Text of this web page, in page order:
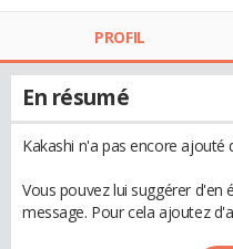
PROFIL
En résumé
Kakashi n'a pas encore ajouté
Vous pouvez lui suggérer d'en
message. Pour cela ajoutez